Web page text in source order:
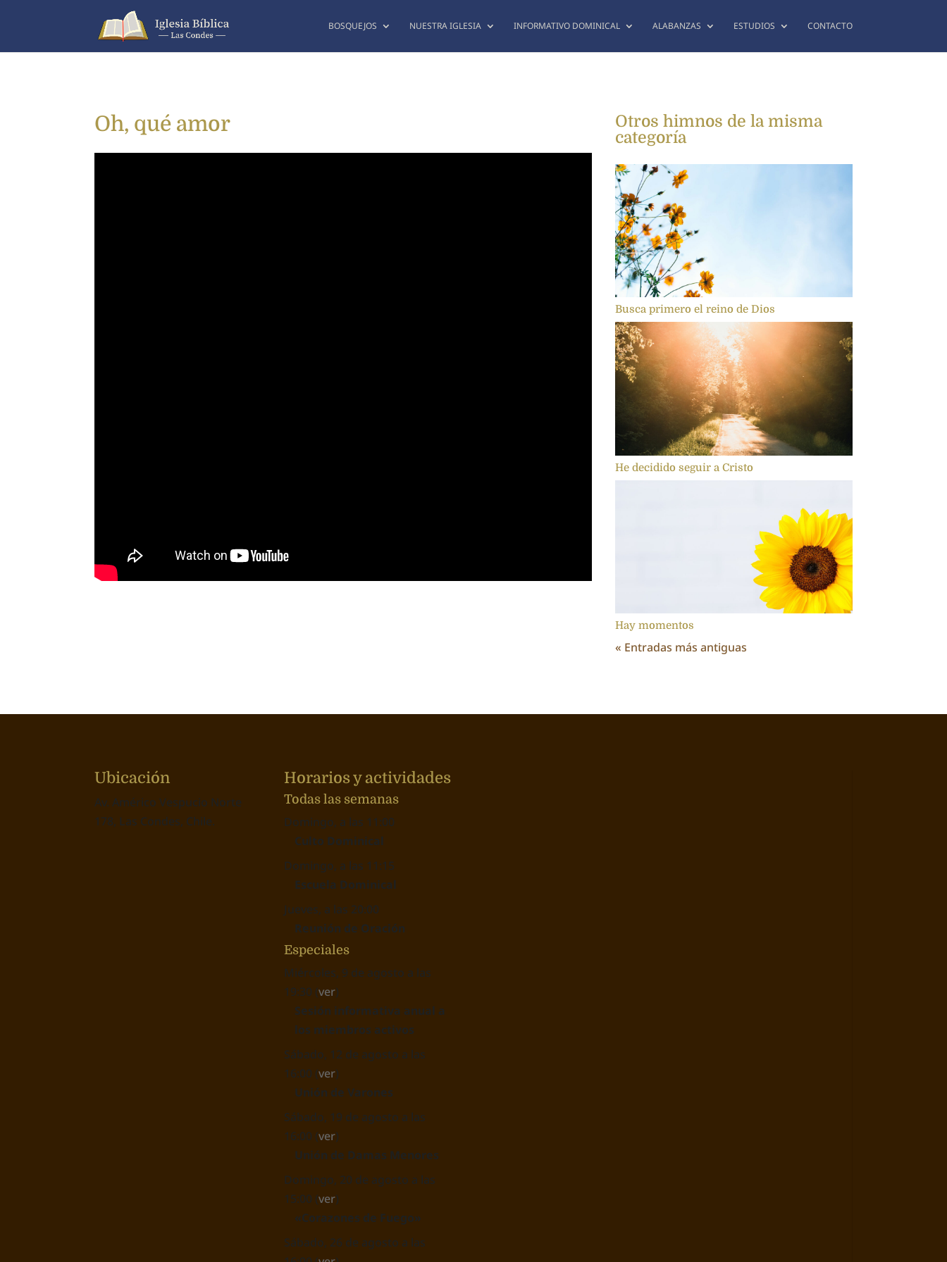
BOSQUEJOS NUESTRA IGLESIA INFORMATIVO DOMINICAL ALABANZAS ESTUDIOS CONTACTO
Oh, qué amor
Otros himnos de la misma
categoría
Busca primero el reino de Dios
He decidido seguir a Cristo
Hay momentos
« Entradas más antiguas
Ubicación
Av. Américo Vespucio Norte
178, Las Condes, Chile.
Horarios y actividades
Todas las semanas
Domingo, a las 11:00
Culto Dominical
Domingo, a las 11:15
Escuela Dominical
Jueves, a las 20:00
Reunión de Oración
Especiales
Miércoles, 9 de agosto a las
19:30 (ver)
Sesión informativa anual a
los miembros activos
Sábado, 12 de agosto a las
16:00 (ver)
Unión de Varones
Sábado, 19 de agosto a las
16:00 (ver)
Unión de Damas Menores
Domingo, 20 de agosto a las
15:00 (ver)
«Corazones de Fuego»
Sábado, 26 de agosto a las